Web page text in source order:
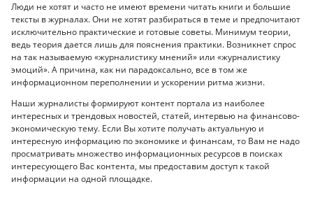
Люди не хотят и часто не имеют времени читать книги и большие
тексты в журналах. Они не хотят разбираться в теме и предпочитают
исключительно практические и готовые советы. Минимум теории,
ведь теория дается лишь для пояснения практики. Возникнет спрос
на так называемую «журналистику мнений» или «журналистику
эмоций». А причина, как ни парадоксально, все в том же
информационном переполнении и ускорении ритма жизни.
Наши журналисты формируют контент портала из наиболее
интересных и трендовых новостей, статей, интервью на финансово-
экономическую тему. Если Вы хотите получать актуальную и
интересную информацию по экономике и финансам, то Вам не надо
просматривать множество информационных ресурсов в поисках
интересующего Вас контента, мы предоставим доступ к такой
информации на одной площадке.